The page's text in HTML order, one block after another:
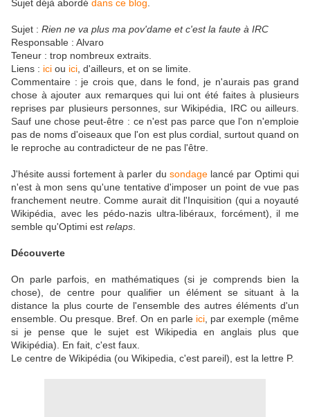
Sujet déjà abordé dans ce blog
Sujet : Rien ne va plus ma pov'dame et c'est la faute à IRC
Responsable : Alvaro
Teneur : trop nombreux extraits.
Liens : ici ou ici , d'ailleurs, et on se limite.
Commentaire : je crois que, dans le fond, je n'aurais pas grand
chose à ajouter aux remarques qui lui ont été faites à plusieurs
reprises par plusieurs personnes, sur Wikipédia, IRC ou ailleurs.
Sauf une chose peut-être : ce n'est pas parce que l'on n'emploie
pas de noms d'oiseaux que l'on est plus cordial, surtout quand on
le reproche au contradicteur de ne pas l'être.
J'hésite aussi fortement à parler du sondagelancé par Optimi qui
n'est à mon sens qu'une tentative d'imposer un point de vue pas
franchement neutre. Comme aurait dit l'Inquisition (qui a noyauté
Wikipédia, avec les pédo-nazis ultra-libéraux, forcément), il me
semble qu'Optimi est relaps
Découverte
On parle parfois, en mathématiques (si je comprends bien la
chose), de centre pour qualifier un élément se situant à la
distance la plus courte de l'ensemble des autres éléments d'un
ensemble. Ou presque. Bref. On en parle ici, par exemple (même
si je pense que le sujet est Wikipedia en anglais plus que
Wikipédia). En fait, c'est faux.
Le centre de Wikipédia (ou Wikipedia, c'est pareil), est la lettre P.